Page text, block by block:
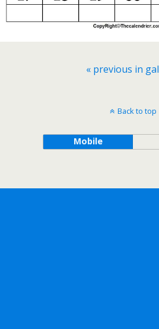
« previous in
Back to top
Mobile